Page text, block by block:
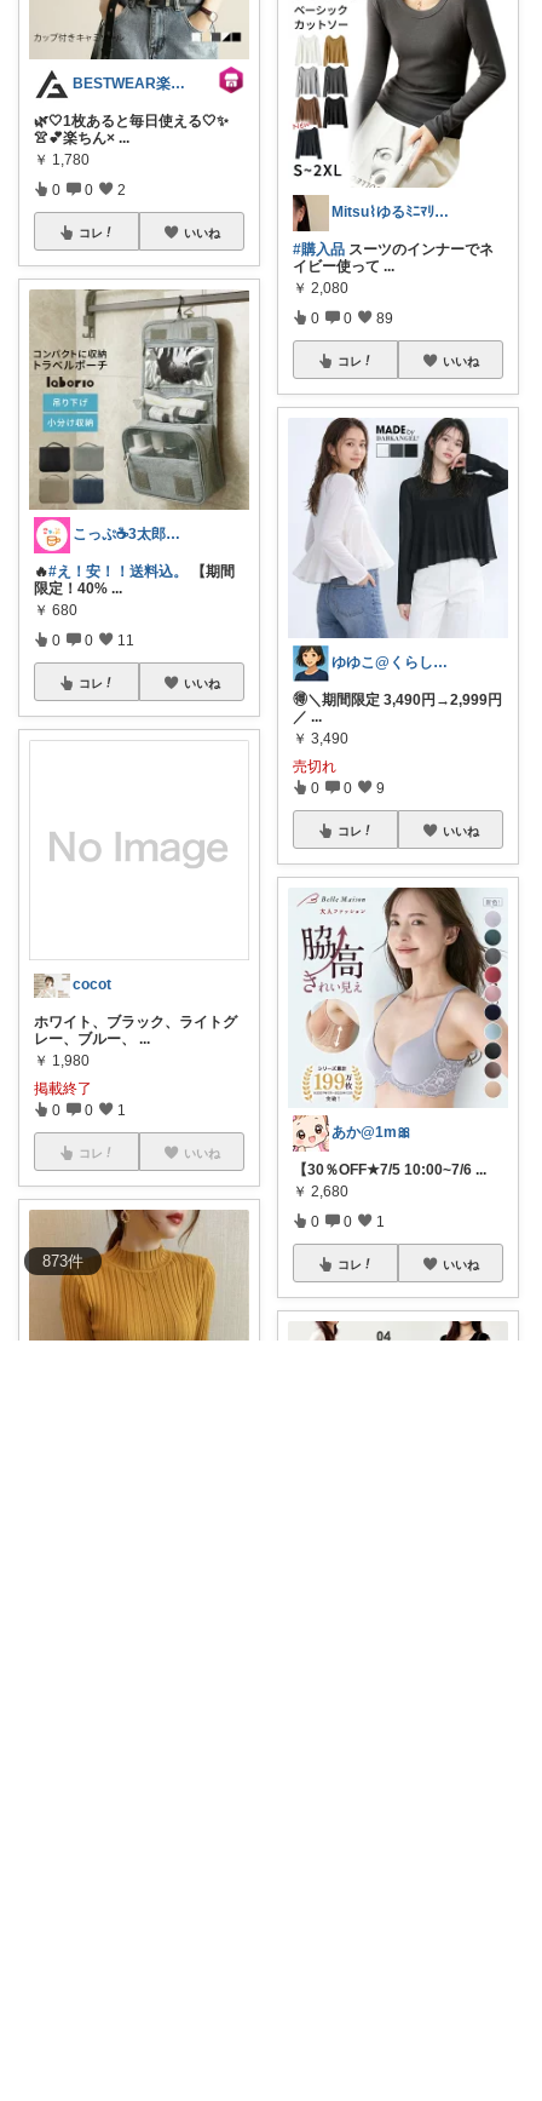
873件
BESTWEAR楽天市場店
🌿🤍1枚あると毎日使える🤍✨
👚💕楽ちん× ...
￥ 1,780
0 0 2
コレ いいね
こっぷ☕️3太郎ママ
🔥#え！安！！送料込。
【期間
限定！40% ...
￥ 680
0 0 11
コレ いいね
cocot
ホワイト、ブラック、ライトグ
レー、ブルー、
...
￥ 1,980
掲載終了
0 0 1
コレ いいね
Mitsu⌇ゆるﾐﾆﾏﾘｽﾄの暮らし🌿
#購入品 スーツのインナーでネ
イビー使って ...
￥ 2,080
0 0 89
コレ いいね
ゆゆこ@くらしを楽に便利に✨
🉐＼期間限定 3,490円→2,999円
／ ...
￥ 3,490
売切れ
0 0 9
コレ いいね
あか@1m🎀
【30％OFF★7/5 10:00~7/6 ...
￥ 2,680
0 0 1
コレ いいね